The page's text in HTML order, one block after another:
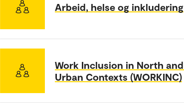
Arbeid, helse og inkludering
Work Inclusion in North
Urban Contexts (WORKINC)